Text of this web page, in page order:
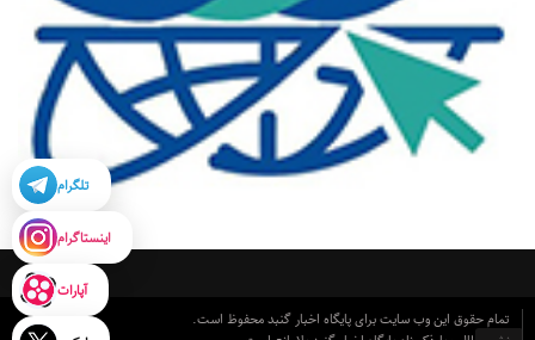
تمام حقوق این وب سایت برای پایگاه اخبار گنبد محفوظ است.
تلگرام
اینستاگرام
آپارات